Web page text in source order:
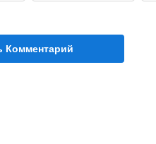
Комментарий